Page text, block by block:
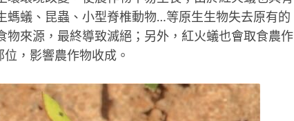
螞蟻、昆蟲、小型脊椎動物…等原生生物失去原有的
物來源，最終導致滅絕；另外，紅火蟻也會取食農作
，影響農作物收成。